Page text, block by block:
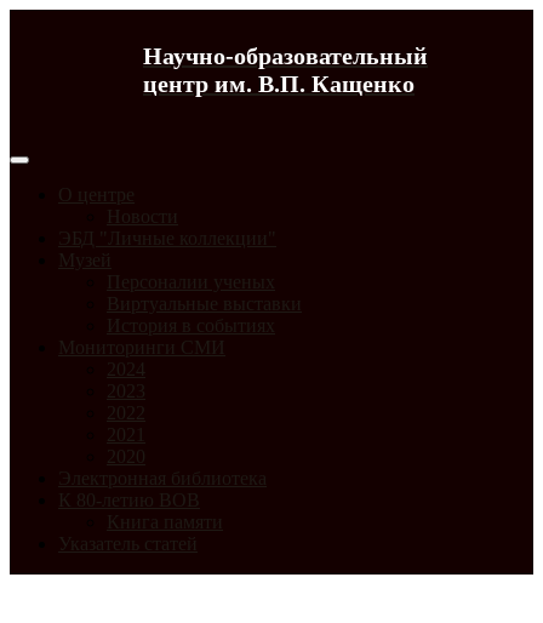
Научно-образовательный
центр им. В.П. Кащенко
О центре
Новости
ЭБД "Личные коллекции"
Музей
Персоналии ученых
Виртуальные выставки
История в событиях
Мониторинги СМИ
2024
2023
2022
2021
2020
Электронная библиотека
К 80-летию ВОВ
Книга памяти
Указатель статей